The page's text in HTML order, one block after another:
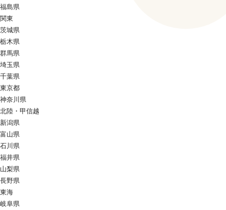
福島県
関東
茨城県
栃木県
群馬県
埼玉県
千葉県
東京都
神奈川県
北陸・甲信越
新潟県
富山県
石川県
福井県
山梨県
長野県
東海
岐阜県